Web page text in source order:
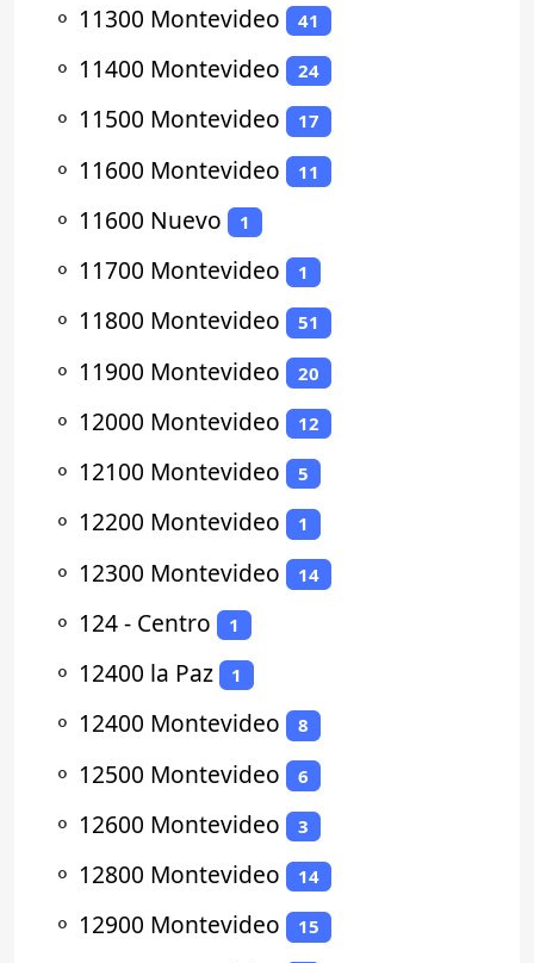
⚬ 11300 Montevideo 41
⚬ 11400 Montevideo 24
⚬ 11500 Montevideo 17
⚬ 11600 Montevideo 11
⚬ 11600 Nuevo 1
⚬ 11700 Montevideo 1
⚬ 11800 Montevideo 51
⚬ 11900 Montevideo 20
⚬ 12000 Montevideo 12
⚬ 12100 Montevideo 5
⚬ 12200 Montevideo 1
⚬ 12300 Montevideo 14
⚬ 124 - Centro 1
⚬ 12400 la Paz 1
⚬ 12400 Montevideo 8
⚬ 12500 Montevideo 6
⚬ 12600 Montevideo 3
⚬ 12800 Montevideo 14
⚬ 12900 Montevideo 15